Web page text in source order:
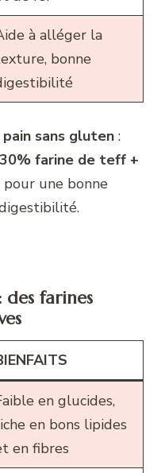
à alléger la
bonne
sans gluten :
farine de teff +
pour une bonne
des farines
en glucides,
en bons lipides
en fibres